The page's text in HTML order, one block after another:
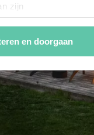
zijn
en
derde partijen om
stemmen. Je kunt je
gebruik van alle
en doorgaan